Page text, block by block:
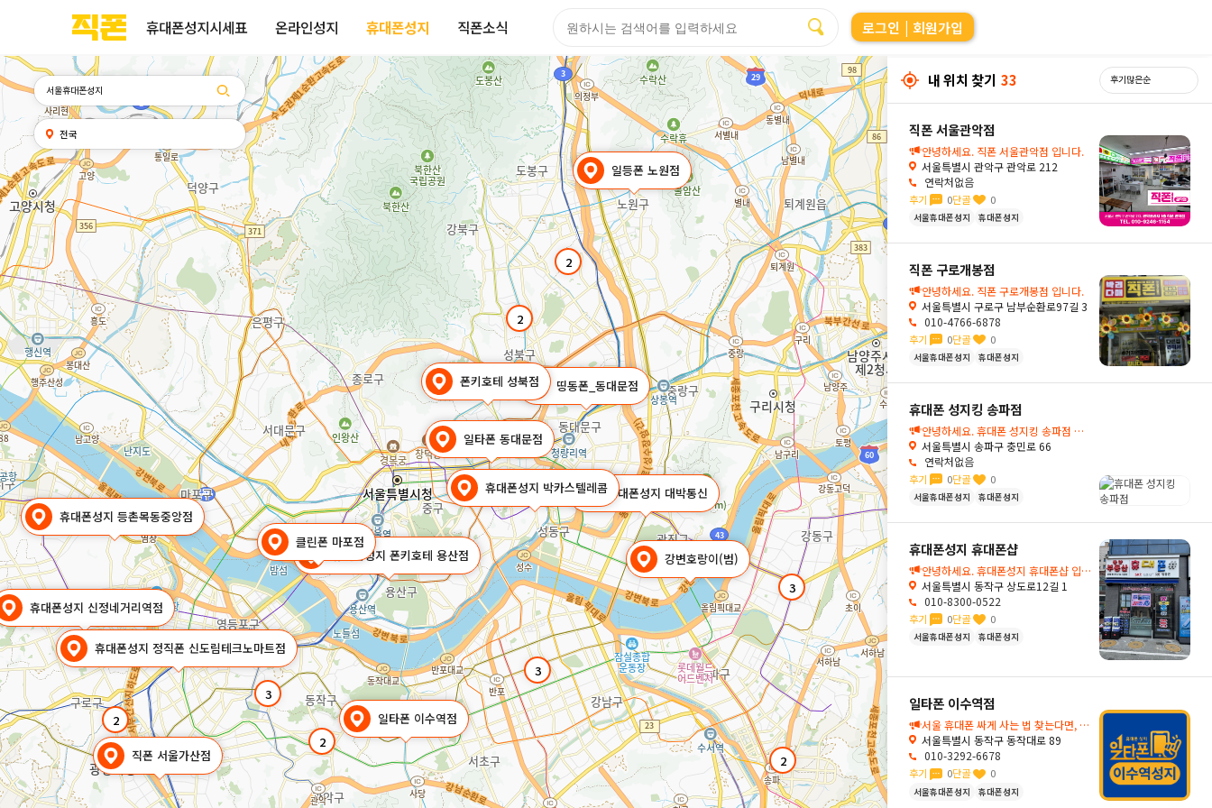
휴대폰성지시세표 온라인성지 휴대폰성지 직폰소식 로그인 | 회원가입
휴대폰성지 대박통신
일타폰 이수역점
3
2
휴대폰성지 폰키호테 용산점
3
직폰 서울가산점
휴대폰성지 박카스텔레콤
2
3
강변호랑이(범)
띵동폰_동대문점
폰키호테 성북점
일타폰 동대문점
2
2
일등폰 노원점
클린폰 마포점
2
휴대폰성지 신정네거리역점
휴대폰성지 등촌목동중앙점
휴대폰성지 정직폰 신도림테크노마트점
검색어
내
위치
찾기
전국
내 위치 찾기 33
직폰 서울관악점
안녕하세요. 직폰 서울관악점 입니다.
서울특별시 관악구 관악로 212
연락처없음
후기 0단골 0
서울휴대폰성지 휴대폰성지
직폰 구로개봉점
안녕하세요. 직폰 구로개봉점 입니다.
서울특별시 구로구 남부순환로97길 3
010-4766-6878
후기 0단골 0
서울휴대폰성지 휴대폰성지
휴대폰 성지킹 송파점
안녕하세요. 휴대폰 성지킹 송파점 입니다.
서울특별시 송파구 충민로 66
연락처없음
후기 0단골 0
서울휴대폰성지 휴대폰성지
휴대폰성지 휴대폰샵
안녕하세요. 휴대폰성지 휴대폰샵 입니다.
서울특별시 동작구 상도로12길 1
010-8300-0522
후기 0단골 0
서울휴대폰성지 휴대폰성지
일타폰 이수역점
서울 휴대폰 싸게 사는 법 찾는다면, 조건 없는 박리다매 서울성지 사당동일타폰에서!💛
서울특별시 동작구 동작대로 89
010-3292-6678
후기 0단골 0
서울휴대폰성지 휴대폰성지